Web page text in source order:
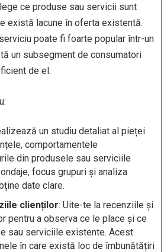
ce produse sau servicii sunt
există lacune în oferta existentă.
poate fi foarte popular într-un
un subsegment de consumatori
de el.
un studiu detaliat al pieței
comportamentele
din produsele sau serviciile
focus grupuri și analiza
date clare.
clienților: Uite-te la recenziile și
pentru a observa ce le place și ce
sau serviciile existente. Acest
în care există loc de îmbunătățiri